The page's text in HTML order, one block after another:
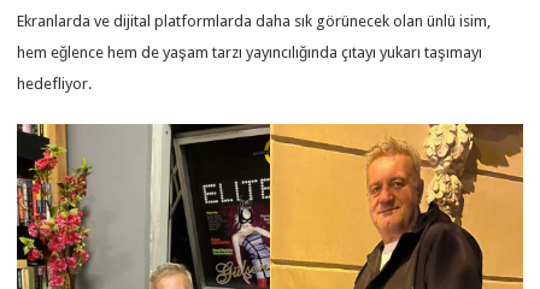
Ekranlarda ve dijital platformlarda daha sık görünecek olan ünlü isim,
hem eğlence hem de yaşam tarzı yayıncılığında çıtayı yukarı taşımayı
hedefliyor.